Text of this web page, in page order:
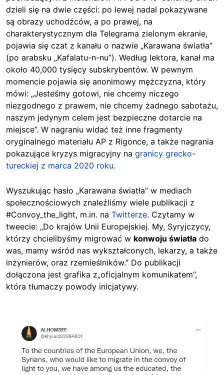
dzieli się na dwie części: po lewej nadal pokazywane
są obrazy uchodźców, a po prawej, na
charakterystycznym dla Telegrama zielonym ekranie,
pojawia się czat z kanału o nazwie „Karawana światła”
(po arabsku „Kafalatu-n-nu”). Według lektora, kanał ma
około 40,000 tysięcy subskrybentów. W pewnym
momencie pojawia się anonimowy mężczyzna, który
mówi: „Jesteśmy gotowi, nie chcemy niczego
niezgodnego z prawem, nie chcemy żadnego sabotażu,
naszym jedynym celem jest bezpieczne dotarcie na
miejsce”. W nagraniu widać też inne fragmenty
oryginalnego materiału AP z Rigonce, a także nagrania
pokazujące kryzys migracyjny na granicy grecko-
tureckiej z marca 2020 roku.
Wyszukując hasło „Karawana światła” w mediach
społecznościowych znaleźliśmy wiele publikacji z
#Convoy_the_light, m.in. na Twitterze. Czytamy w
tweecie: „Do krajów Unii Europejskiej. My, Syryjczycy,
którzy chcielibyśmy migrować w konwoju światła do
was, mamy wśród nas wykształconych, lekarzy, a także
inżynierów, oraz rzemieślników.” Do publikacji
dołączona jest grafika z„oficjalnym komunikatem”,
która tłumaczy powody inicjatywy.
Image